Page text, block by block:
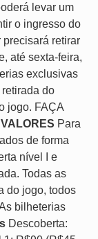
levar um
o ingresso do
retirar
até sexta-feira,
exclusivas
do
jogo. FAÇA
VALORES Para
de forma
nível I e
Todas as
do jogo, todos
bilheterias
Descoberta: